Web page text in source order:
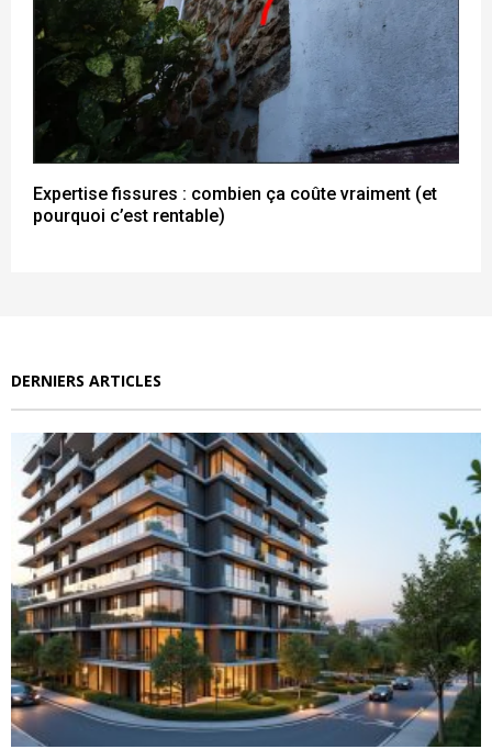
Expertise fissures : combien ça coûte vraiment (et
pourquoi c’est rentable)
DERNIERS ARTICLES